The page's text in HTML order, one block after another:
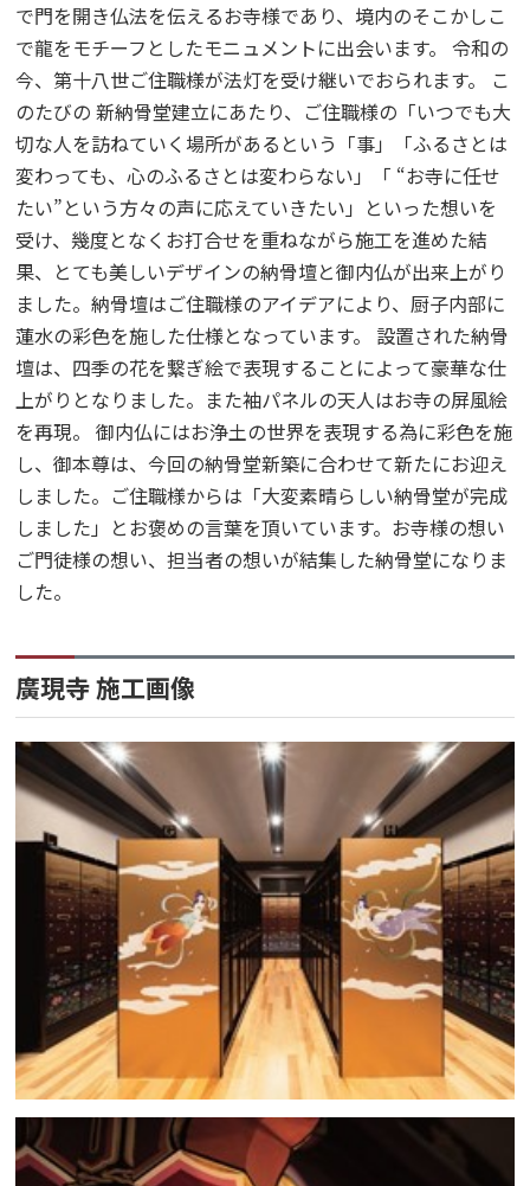
で門を開き仏法を伝えるお寺様であり、境内のそこかしこ
で龍をモチーフとしたモニュメントに出会います。 令和の
今、第十八世ご住職様が法灯を受け継いでおられます。 こ
のたびの 新納骨堂建立にあたり、ご住職様の「いつでも大
切な人を訪ねていく場所があるという「事」「ふるさとは
変わっても、心のふるさとは変わらない」「 “お寺に任せ
たい”という方々の声に応えていきたい」といった想いを
受け、幾度となくお打合せを重ねながら施工を進めた結
果、とても美しいデザインの納骨壇と御内仏が出来上がり
ました。納骨壇はご住職様のアイデアにより、厨子内部に
蓮水の彩色を施した仕様となっています。 設置された納骨
壇は、四季の花を繋ぎ絵で表現することによって豪華な仕
上がりとなりました。また袖パネルの天人はお寺の屏風絵
を再現。 御内仏にはお浄土の世界を表現する為に彩色を施
し、御本尊は、今回の納骨堂新築に合わせて新たにお迎え
しました。ご住職様からは「大変素晴らしい納骨堂が完成
しました」とお褒めの言葉を頂いています。お寺様の想い
ご門徒様の想い、担当者の想いが結集した納骨堂になりま
した。
廣現寺 施工画像